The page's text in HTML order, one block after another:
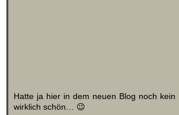
Hatte ja hier in dem neuen Blog noch
wirklich schön… 😉